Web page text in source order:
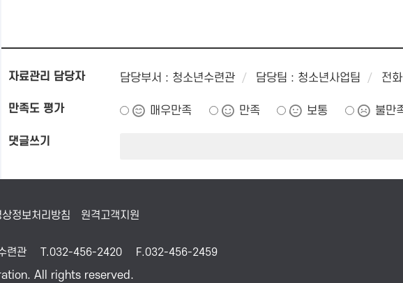
자료관리 담당자 담당부서 : 청소년수련관 담당팀 : 청소년사업팀 전
만족도 평가 매우만족 만족 보통 불만
댓글쓰기
상정보처리방침 원격고객지원
련관 T.032-456-2420
F.032-456-2459
All rights reserved.